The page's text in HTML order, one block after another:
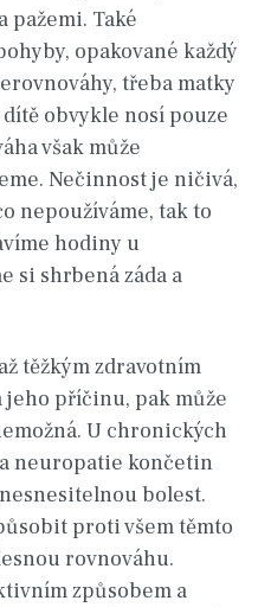
pažemi. Také
opakované každý
třeba matky
obvykle nosí pouze
však může
Nečinnost je ničivá,
nepoužíváme, tak to
hodiny u
si shrbená záda a
těžkým zdravotním
příčinu, pak může
U chronických
neuropatie končetin
bolest.
proti všem těmto
rovnováhu.
způsobem a